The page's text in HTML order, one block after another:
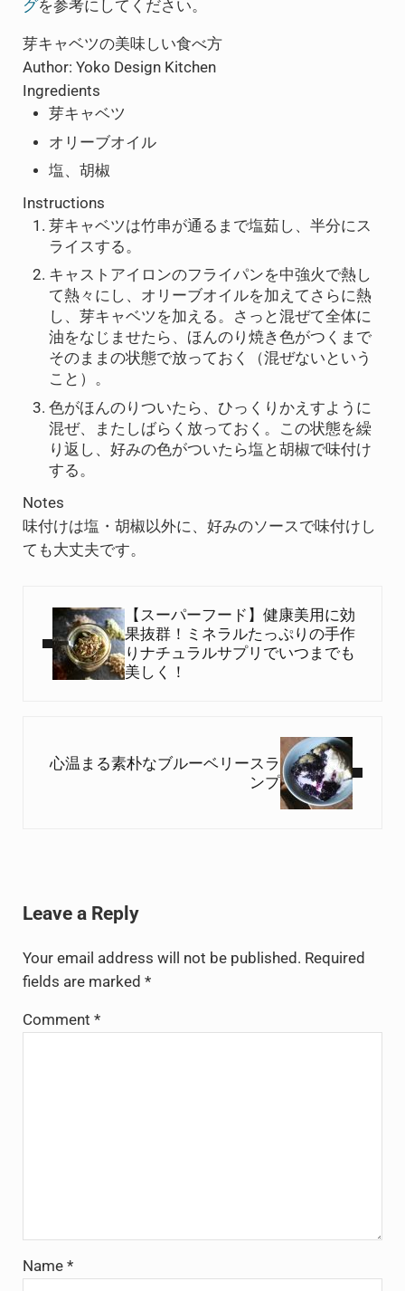
グを参考にしてください。
芽キャベツの美味しい食べ方
Author: Yoko Design Kitchen
Ingredients
芽キャベツ
オリーブオイル
塩、胡椒
Instructions
芽キャベツは竹串が通るまで塩茹し、半分にス
ライスする。
キャストアイロンのフライパンを中強火で熱し
て熱々にし、オリーブオイルを加えてさらに熱
し、芽キャベツを加える。さっと混ぜて全体に
油をなじませたら、ほんのり焼き色がつくまで
そのままの状態で放っておく（混ぜないという
こと）。
色がほんのりついたら、ひっくりかえすように
混ぜ、またしばらく放っておく。この状態を繰
り返し、好みの色がついたら塩と胡椒で味付け
する。
Notes
味付けは塩・胡椒以外に、好みのソースで味付けし
ても大丈夫です。
【スーパーフード】健康美用に効
果抜群！ミネラルたっぷりの手作
りナチュラルサプリでいつまでも
美しく！
心温まる素朴なブルーベリースラ
ンプ
Leave a Reply
Your email address will not be published. Required
fields are marked *
Comment *
Name *